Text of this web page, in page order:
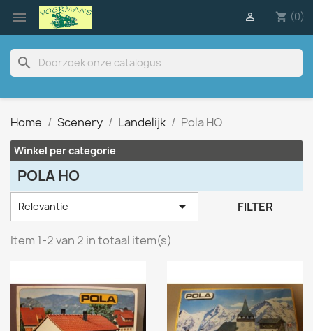
 shopping_cart (0)

search
Home Scenery Landelijk Pola HO
Winkel per categorie
POLA HO
Relevantie  FILTER
Item 1-2 van 2 in totaal item(s)